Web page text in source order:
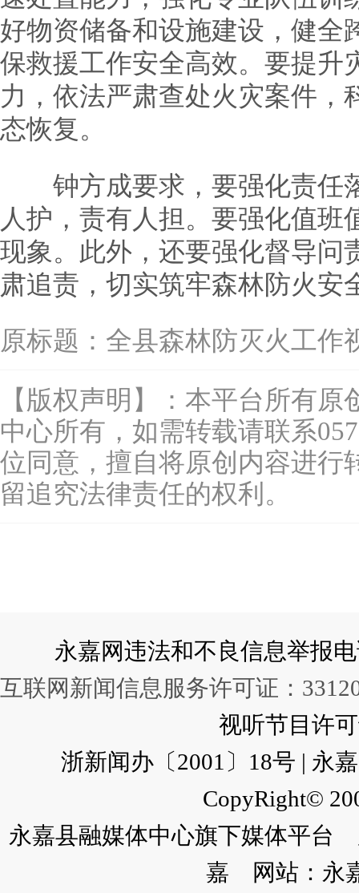
好物资储备和设施建设，健全
保救援工作安全高效。要提升
力，依法严肃查处火灾案件，
态恢复。
钟方成要求，要强化责任
人护，责有人担。要强化值班
现象。此外，还要强化督导问
肃追责，切实筑牢森林防火安
原标题： 全县森林防灭火工作
【版权声明】：本平台所有
中心所有，如需转载请联系
位同意，擅自将原创内容进行
留追究法律责任的权利。
永嘉网违法和不良信息举报
互联网新闻信息服务许可证：
视听节目许
浙新闻办〔2001〕18号 | 永
CopyRight©
永嘉县融媒体中心旗下媒体平
嘉 网站：永